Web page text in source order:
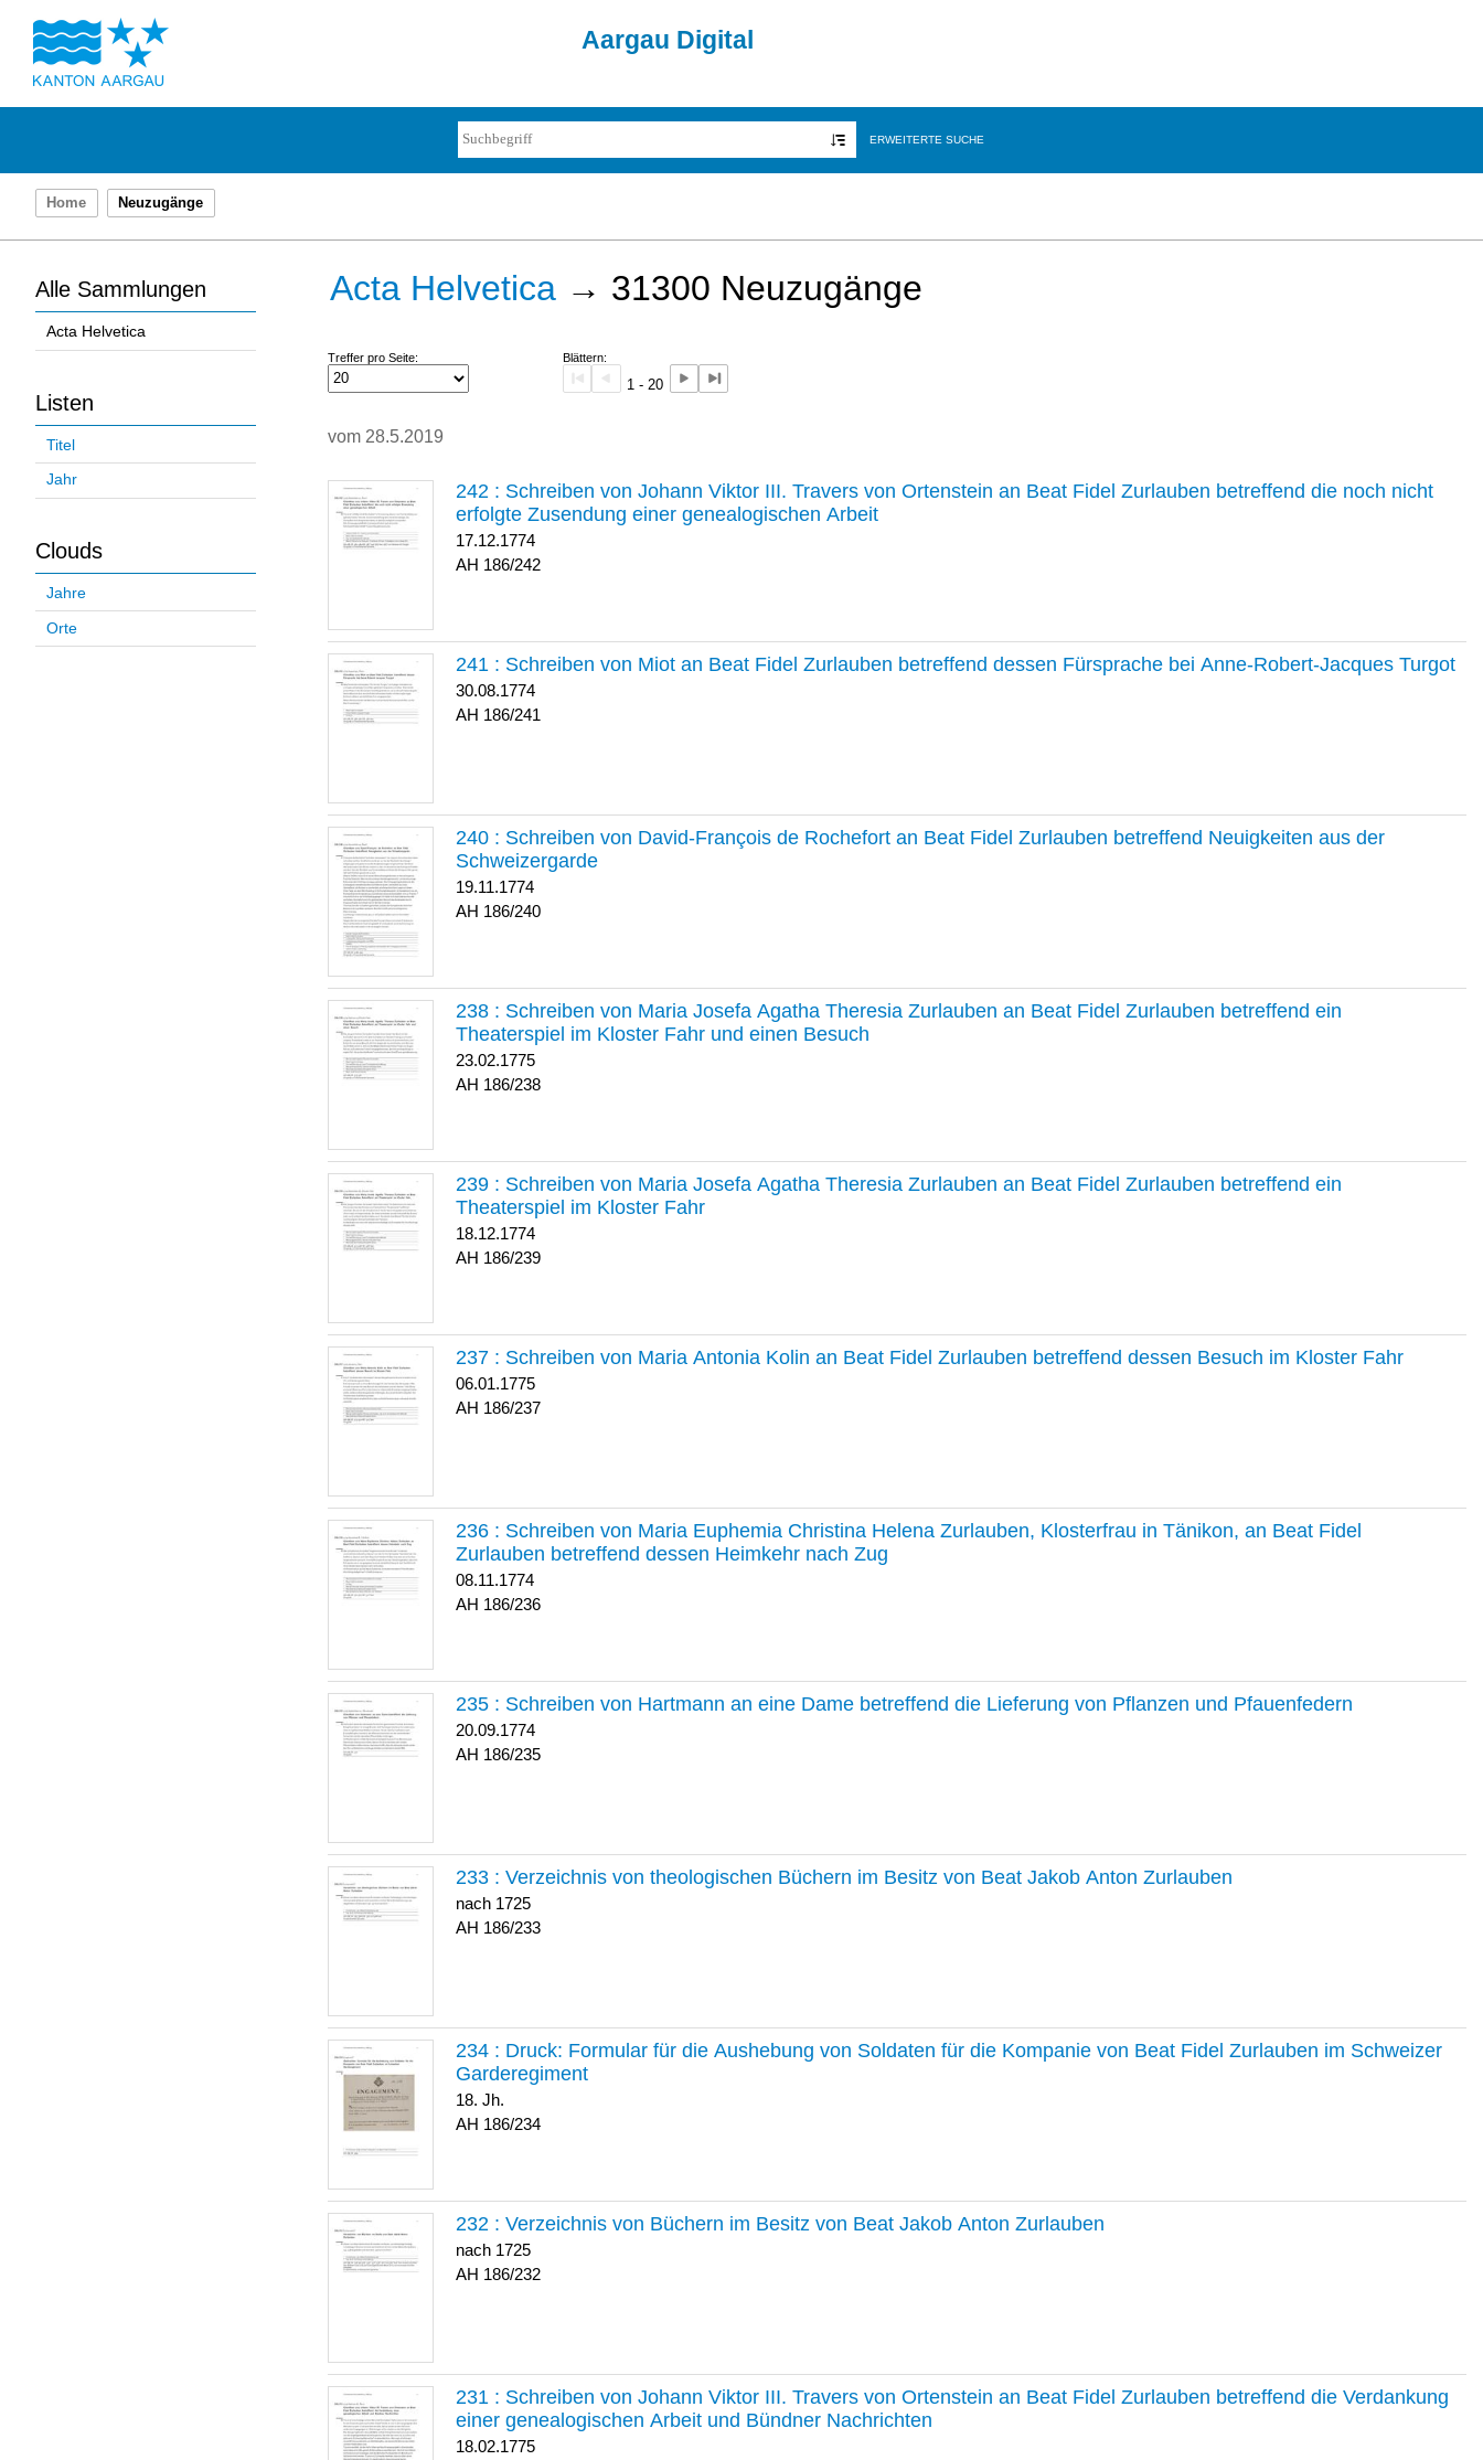
Aargau Digital
ERWEITERTE SUCHE
Home Neuzugänge
Alle Sammlungen
Acta Helvetica
Listen
Titel
Jahr
Clouds
Jahre
Orte
Acta Helvetica → 31300 Neuzugänge
Treffer pro Seite: Blättern:
1 - 20
vom 28.5.2019
242 : Schreiben von Johann Viktor III. Travers von Ortenstein an Beat Fidel Zurlauben betreffend die noch nicht
erfolgte Zusendung einer genealogischen Arbeit
17.12.1774
186/242
241 : Schreiben von Miot an Beat Fidel Zurlauben betreffend dessen Fürsprache bei Anne-Robert-Jacques Turgot
30.08.1774
186/241
240 : Schreiben von David-François de Rochefort an Beat Fidel Zurlauben betreffend Neuigkeiten aus der
Schweizergarde
19.11.1774
186/240
238 : Schreiben von Maria Josefa Agatha Theresia Zurlauben an Beat Fidel Zurlauben betreffend ein
Theaterspiel im Kloster Fahr und einen Besuch
23.02.1775
186/238
239 : Schreiben von Maria Josefa Agatha Theresia Zurlauben an Beat Fidel Zurlauben betreffend ein
Theaterspiel im Kloster Fahr
18.12.1774
186/239
237 : Schreiben von Maria Antonia Kolin an Beat Fidel Zurlauben betreffend dessen Besuch im Kloster Fahr
06.01.1775
186/237
236 : Schreiben von Maria Euphemia Christina Helena Zurlauben, Klosterfrau in Tänikon, an Beat Fidel
Zurlauben betreffend dessen Heimkehr nach Zug
08.11.1774
186/236
235 : Schreiben von Hartmann an eine Dame betreffend die Lieferung von Pflanzen und Pfauenfedern
20.09.1774
186/235
233 : Verzeichnis von theologischen Büchern im Besitz von Beat Jakob Anton Zurlauben
nach 1725
186/233
234 : Druck: Formular für die Aushebung von Soldaten für die Kompanie von Beat Fidel Zurlauben im Schweizer
Garderegiment
18. Jh.
186/234
232 : Verzeichnis von Büchern im Besitz von Beat Jakob Anton Zurlauben
nach 1725
186/232
231 : Schreiben von Johann Viktor III. Travers von Ortenstein an Beat Fidel Zurlauben betreffend die Verdankung
einer genealogischen Arbeit und Bündner Nachrichten
18.02.1775